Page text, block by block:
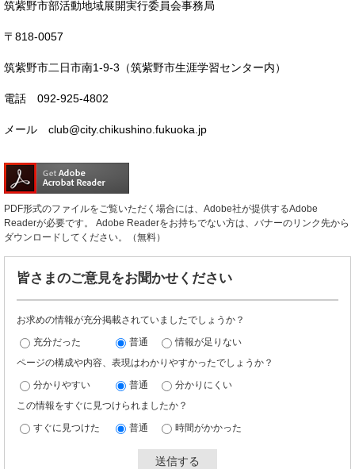
筑紫野市部活動地域展開実行委員会事務局
〒818-0057
筑紫野市二日市南1-9-3（筑紫野市生涯学習センター内）
電話 092-925-4802
メール club@city.chikushino.fukuoka.jp
PDF形式のファイルをご覧いただく場合には、Adobe社が提供するAdobe
Readerが必要です。
Adobe Readerをお持ちでない方は、バナーのリンク先から
ダウンロードしてください。（無料）
皆さまのご意見をお聞かせください
お求めの情報が充分掲載されていましたでしょうか？
充分だった 普通
情報が足りない
ページの構成や内容、表現はわかりやすかったでしょうか？
分かりやすい 普通
分かりにくい
この情報をすぐに見つけられましたか？
すぐに見つけた 普通 時間がかかった